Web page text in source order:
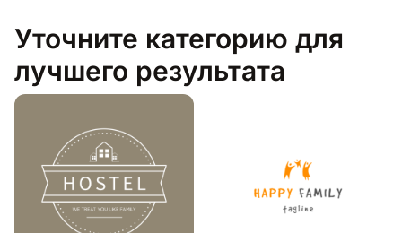
Уточните категорию для
лучшего результата